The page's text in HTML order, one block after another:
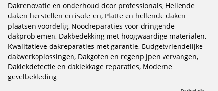
Dakrenovatie en onderhoud door professionals Hellende
daken herstellen en isoleren Platte en hellende daken
plaatsen voordelig Noodreparaties voor dringende
dakproblemen Dakbedekking met hoogwaardige materialen
Kwalitatieve dakreparaties met garantie Budgetvriendelijke
dakwerkoplossingen Dakgoten en regenpijpen vervangen
Daklekdetectie en daklekkage reparaties Moderne
gevelbekleding